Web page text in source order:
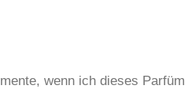
wenn ich dieses Parfüm